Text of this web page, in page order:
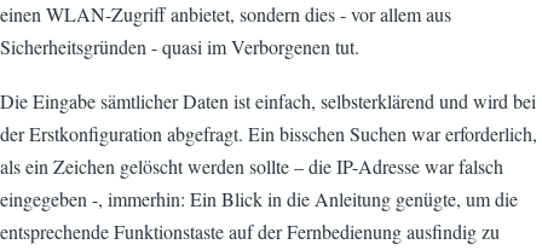
einen WLAN-Zugriff anbietet, sondern dies - vor allem aus
Sicherheitsgründen - quasi im Verborgenen tut.
Die Eingabe sämtlicher Daten ist einfach, selbsterklärend und wird bei
der Erstkonfiguration abgefragt. Ein bisschen Suchen war erforderlich,
als ein Zeichen gelöscht werden sollte – die IP-Adresse war falsch
eingegeben -, immerhin: Ein Blick in die Anleitung genügte, um die
entsprechende Funktionstaste auf der Fernbedienung ausfindig zu